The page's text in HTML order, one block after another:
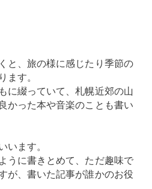
と、旅の様に感じたり季節の
ます。
に綴っていて、札幌近郊の山
かった本や音楽のことも書い
います。
うに書きとめて、ただ趣味で
が、書いた記事が誰かのお役